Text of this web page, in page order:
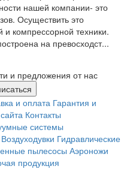
нашей компании- это
Осуществить это
компрессорной техники.
на превосходст...
и предложения от нас
и оплата Гарантия и
Контакты
системы
Воздуходувки Гидравлические
пылесосы Аэроножи
продукция